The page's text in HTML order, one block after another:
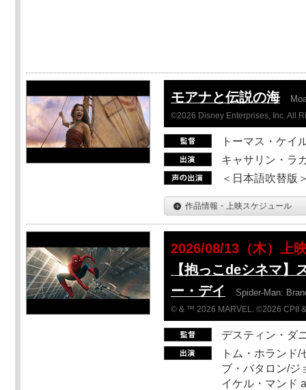
モアナと伝説の海
©2026 Disney Enterprises, Inc. All
トーマス・ケイ
キャサリン・ラ
＜日本語吹替版
作品情報・上映スケジュール
2026/08/13（木）上
【抱っこdeシネマ】
ー・デイ
Spider-Man:
© & ™ 2026 MARVEL. ©2026 CPII
デスティン・ダ
トム・ホランド
ブ・バタロン/ジ
イケル・マンド